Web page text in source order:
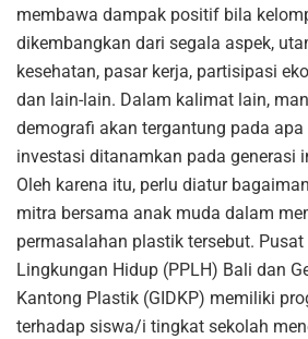
membawa dampak positif bila
dikembangkan dari segala aspek,
kesehatan, pasar kerja, partisipasi
dan lain-lain. Dalam kalimat lain,
demografi akan tergantung pada apa
investasi ditanamkan pada generasi
Oleh karena itu, perlu diatur
mitra bersama anak muda dalam
permasalahan plastik tersebut. Pusat
Lingkungan Hidup (PPLH) Bali dan
Kantong Plastik (GIDKP) memiliki
terhadap siswa/i tingkat sekolah